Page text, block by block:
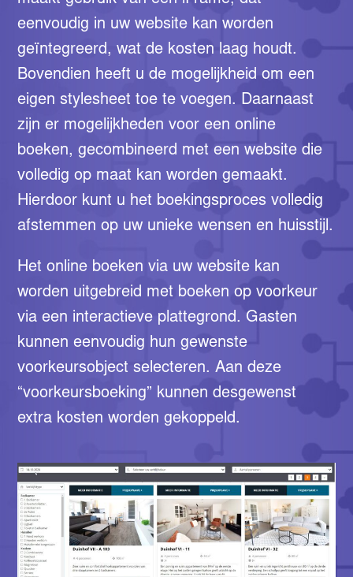
eenvoudig in uw website kan worden
geïntegreerd, wat de kosten laag houdt.
Bovendien heeft u de mogelijkheid om een
eigen stylesheet toe te voegen. Daarnaast
zijn er mogelijkheden voor een online
boeken, gecombineerd met een website die
volledig op maat kan worden gemaakt.
Hierdoor kunt u het boekingsproces volledig
afstemmen op uw unieke wensen en huisstijl.
Het online boeken via uw website kan
worden uitgebreid met boeken op voorkeur
via een interactieve plattegrond. Gasten
kunnen eenvoudig hun gewenste
voorkeursobject selecteren. Aan deze
“voorkeursboeking” kunnen desgewenst
extra kosten worden gekoppeld.